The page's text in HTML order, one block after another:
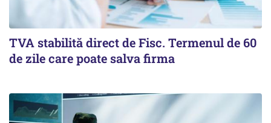
TVA stabilită direct de Fisc. Termenul de 60
de zile care poate salva firma